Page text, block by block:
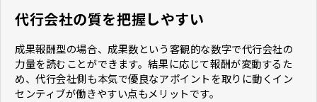
代行会社の質を把握しやすい
成果報酬型の場合、成果数という客観的な数字で代行会社の
力量を読むことができます。結果に応じて報酬が変動するた
め、代行会社側も本気で優良なアポイントを取りに動くイン
センティブが働きやすい点もメリットです。